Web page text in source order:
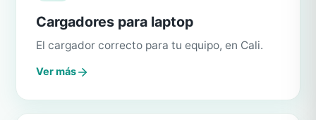
Cargadores para laptop
El cargador correcto para tu equipo, en Cali.
Ver más